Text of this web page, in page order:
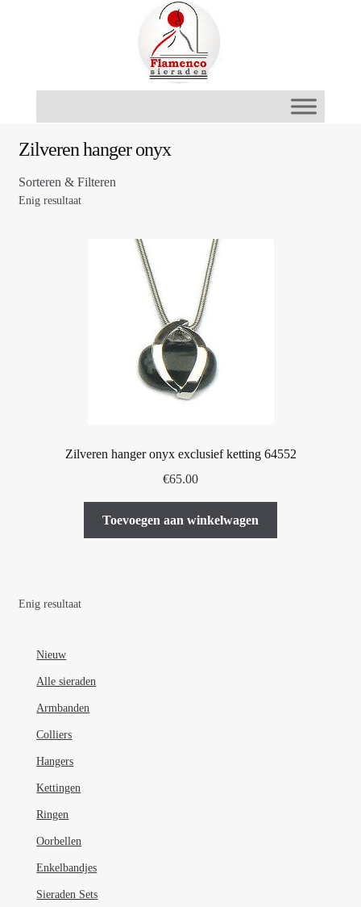
Zilveren hanger onyx
Sorteren & Filteren
Enig resultaat
Zilveren hanger onyx exclusief ketting 64552
€65.00
Toevoegen aan winkelwagen
Enig resultaat
Nieuw
Alle sieraden
Armbanden
Colliers
Hangers
Kettingen
Ringen
Oorbellen
Enkelbandjes
Sieraden Sets